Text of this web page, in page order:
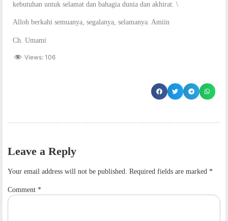
kebutuhan untuk selamat dan bahagia dunia dan akhirat. \
Alloh berkahi semuanya, segalanya, selamanya. Amiin
Ch. Umami
Views: 106
Leave a Reply
Your email address will not be published. Required fields are marked *
Comment *